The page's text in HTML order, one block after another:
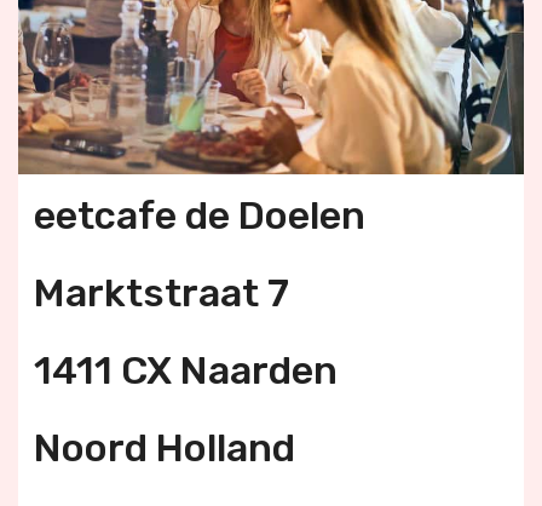
eetcafe de Doelen
Marktstraat 7
1411 CX Naarden
Noord Holland